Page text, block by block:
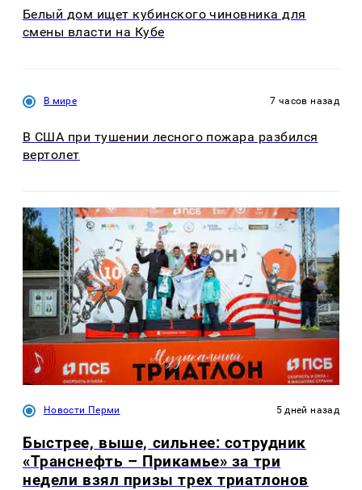
Белый дом ищет кубинского чиновника для
смены власти на Кубе
В мире 7 часов назад
В США при тушении лесного пожара разбился
вертолет
Новости Перми 5 дней назад
Быстрее, выше, сильнее: сотрудник
«Транснефть – Прикамье» за три
недели взял призы трех триатлонов